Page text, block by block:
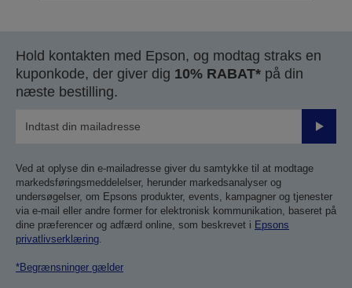
Hold kontakten med Epson, og modtag straks en
kuponkode, der giver dig 10% RABAT* på din
næste bestilling.
Send
Ved at oplyse din e-mailadresse giver du samtykke til at modtage
markedsføringsmeddelelser, herunder markedsanalyser og
undersøgelser, om Epsons produkter, events, kampagner og tjenester
via e-mail eller andre former for elektronisk kommunikation, baseret på
dine præferencer og adfærd online, som beskrevet i Epsons
privatlivserklæring
*Begrænsninger gælder